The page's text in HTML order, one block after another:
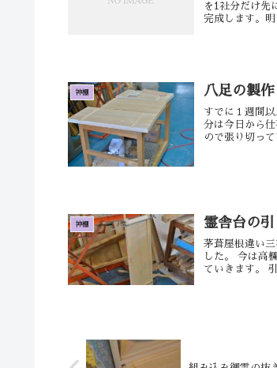
を1社分だけ先
完成します。
神棚 八足の製作
すでに１週間
分は今日から
ので張り切っ
神棚 霊舎台の
茅葺屋根違い
した。 今は高
ていきます。